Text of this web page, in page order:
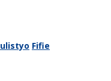
Fifie